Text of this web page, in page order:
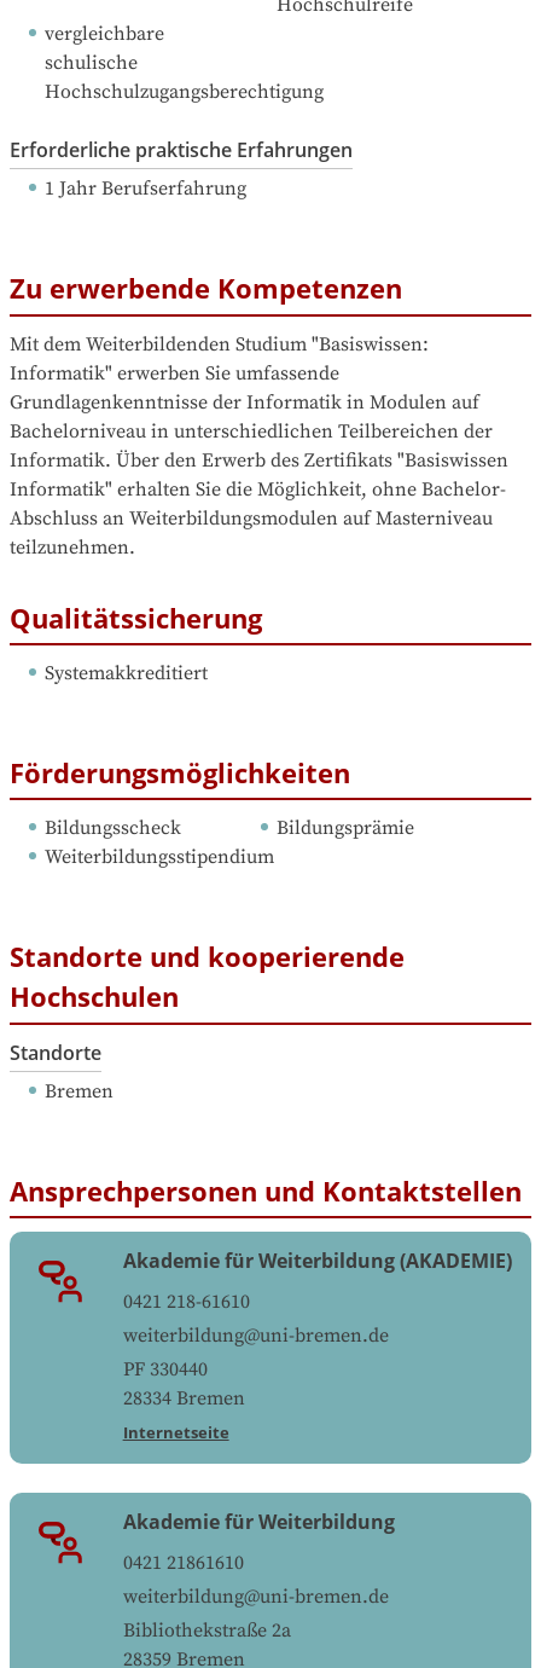
Hochschulreife
vergleichbare
schulische
Hochschulzugangsberechtigung
Erforderliche praktische Erfahrungen
1 Jahr Berufserfahrung
Zu erwerbende Kompetenzen
Mit dem Weiterbildenden Studium "Basiswissen:
Informatik" erwerben Sie umfassende
Grundlagenkenntnisse der Informatik in Modulen auf
Bachelorniveau in unterschiedlichen Teilbereichen der
Informatik. Über den Erwerb des Zertifikats "Basiswissen
Informatik" erhalten Sie die Möglichkeit, ohne Bachelor-
Abschluss an Weiterbildungsmodulen auf Masterniveau
teilzunehmen.
Qualitätssicherung
Systemakkreditiert
Förderungsmöglichkeiten
Bildungsscheck
Bildungsprämie
Weiterbildungsstipendium
Standorte und kooperierende
Hochschulen
Standorte
Bremen
Ansprechpersonen und Kontaktstellen
Akademie für Weiterbildung (AKADEMIE)
0421 218-61610
weiterbildung@uni-bremen.de
PF 330440
28334 Bremen
Internetseite
Akademie für Weiterbildung
0421 21861610
weiterbildung@uni-bremen.de
Bibliothekstraße 2a
28359 Bremen